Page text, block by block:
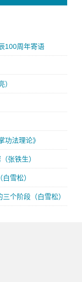
100周年寄语
功法理论》
张铁生）
雪松）
个阶段（白雪松）